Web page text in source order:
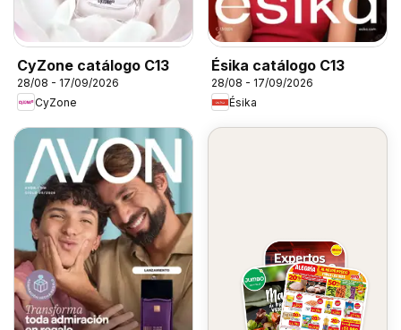
CyZone catálogo C13
28/08 - 17/09/2026
CyZone
Ésika catálogo C13
28/08 - 17/09/2026
Ésika